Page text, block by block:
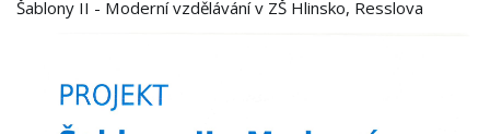
Šablony II - Moderní vzdělávání v ZŠ Hlinsko, Resslova